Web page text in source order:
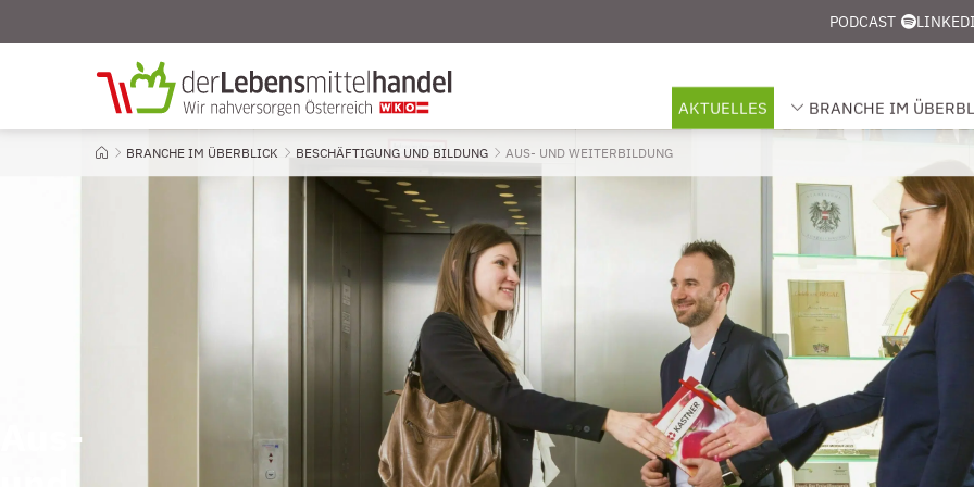
PODCAST
AKTUELLES UNTERMENÜ FÜR
BRANCHE IM
BRANCHE IM ÜBERBLICK BESCHÄFTIGUNG UND BILDUNG AKTUELL: AUS- UND WEITERBILDUNG
AUS- UND WEITERBILDUNG
Aus-